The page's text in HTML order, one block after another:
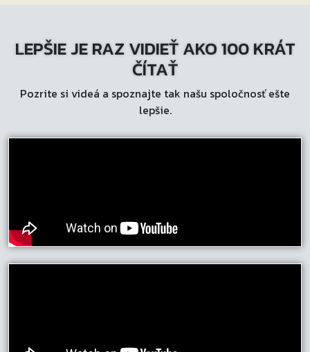
si
môžete
na
LEPŠIE JE RAZ VIDIEŤ AKO 100 KRÁT
ČÍTAŤ
Pozrite si videá a spoznajte tak našu spoločnosť ešte
lepšie.